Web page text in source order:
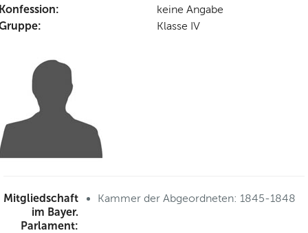
keine Angabe
Klasse IV
Mitgliedschaft
im Bayer.
Parlament:
Kammer der Abgeordneten: 1845-1848